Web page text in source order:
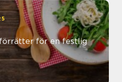
för en festlig